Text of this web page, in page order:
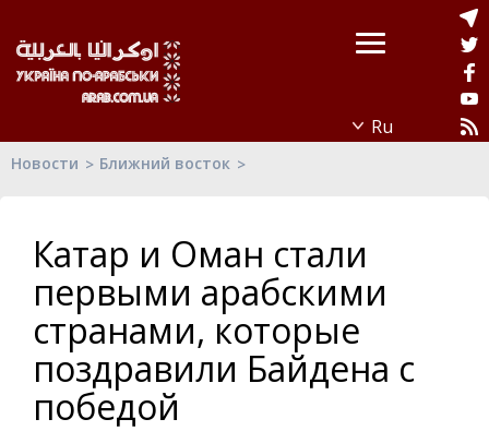
Новости Ближний восток
Катар и Оман стали
первыми арабскими
странами, которые
поздравили Байдена с
победой